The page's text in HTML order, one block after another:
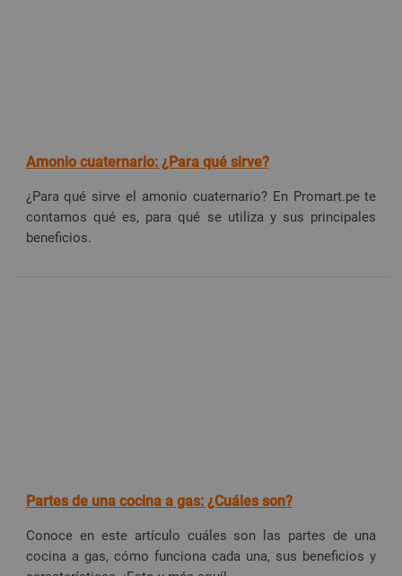
Amonio cuaternario: ¿Para qué sirve?
¿Para qué sirve el amonio cuaternario? En Promart.pe te
contamos qué es, para qué se utiliza y sus principales
beneficios.
Partes de una cocina a gas: ¿Cuáles son?
Conoce en este artículo cuáles son las partes de una
cocina a gas, cómo funciona cada una, sus beneficios y